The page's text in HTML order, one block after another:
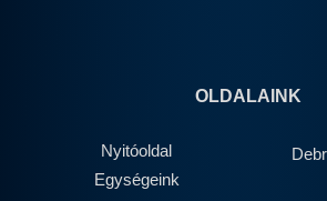
OLDALAINK
Nyitóoldal
Egységeink